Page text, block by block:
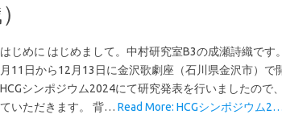
はじめに はじめまして。中村研究室B3の成瀬詩織です
月11日から12月13日に金沢歌劇座（石川県金沢市）で
HCGシンポジウム2024にて研究発表を行いましたので
ていただきます。 背… Read More: HCGシンポジウム